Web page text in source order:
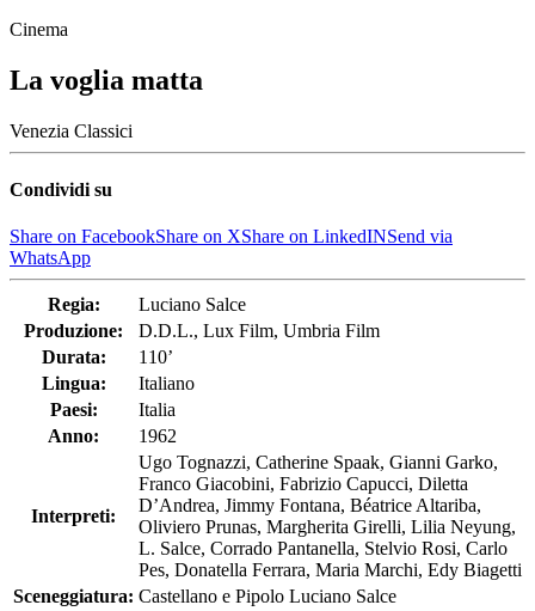
Cinema
La voglia matta
Venezia Classici
Condividi su
Share on FacebookShare on XShare on LinkedINSend via
WhatsApp
Regia:
Luciano Salce
Produzione:
D.D.L., Lux Film, Umbria Film
Durata:
110’
Lingua:
Italiano
Paesi:
Italia
Anno:
1962
Interpreti:
Ugo Tognazzi, Catherine Spaak, Gianni Garko,
Franco Giacobini, Fabrizio Capucci, Diletta
D’Andrea, Jimmy Fontana, Béatrice Altariba,
Oliviero Prunas, Margherita Girelli, Lilia Neyung,
L. Salce, Corrado Pantanella, Stelvio Rosi, Carlo
Pes, Donatella Ferrara, Maria Marchi, Edy Biagetti
Sceneggiatura: Castellano e Pipolo Luciano Salce